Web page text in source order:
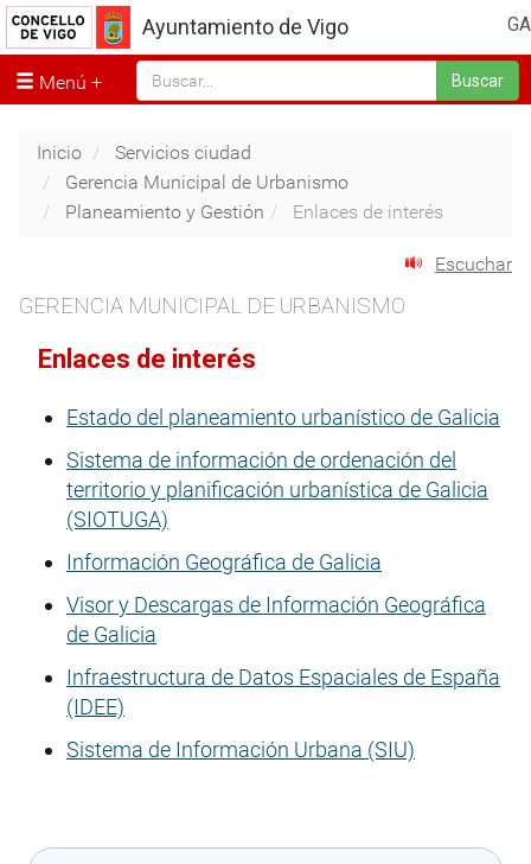
GA
Ayuntamiento de Vigo
Menú Buscar
Inicio
Servicios ciudad
Gerencia Municipal de Urbanismo
Planeamiento y Gestión
Enlaces de interés
Escuchar
GERENCIA MUNICIPAL DE URBANISMO
Enlaces de interés
Estado del planeamiento urbanístico de Galicia
Sistema de información de ordenación del
territorio y planificación urbanística de Galicia
(SIOTUGA)
Información Geográfica de Galicia
Visor y Descargas de Información Geográfica
de Galicia
Infraestructura de Datos Espaciales de España
(IDEE)
Sistema de Información Urbana (SIU)